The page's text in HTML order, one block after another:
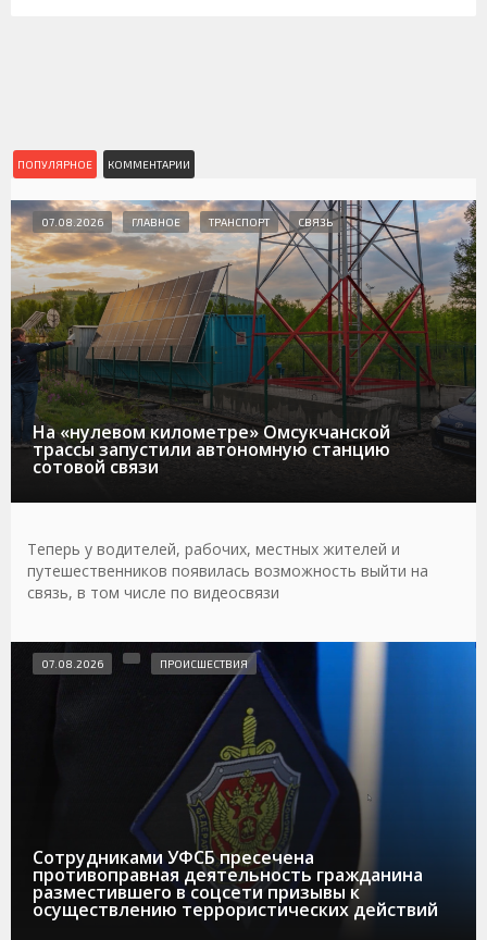
ПОПУЛЯРНОЕ КОММЕНТАРИИ
На «нулевом километре» Омсукчанской
трассы запустили автономную станцию
сотовой связи
07.08.2026 ГЛАВНОЕ ТРАНСПОРТ СВЯЗЬ
Теперь у водителей, рабочих, местных жителей и
путешественников появилась возможность выйти на
связь, в том числе по видеосвязи
Сотрудниками УФСБ пресечена
противоправная деятельность гражданина
разместившего в соцсети призывы к
осуществлению террористических действий
07.08.2026 ПРОИСШЕСТВИЯ